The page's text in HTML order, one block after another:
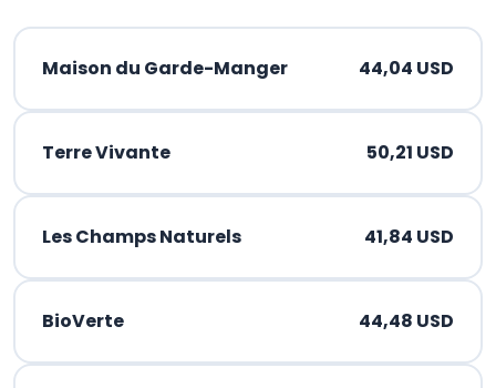
Maison du Garde-Manger 44,04 USD
Terre Vivante 50,21 USD
Les Champs Naturels 41,84 USD
BioVerte 44,48 USD